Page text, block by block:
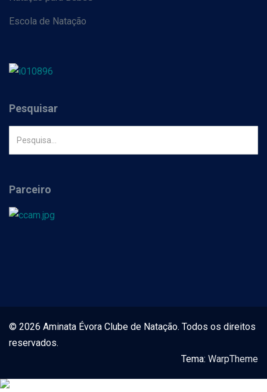
Escola de Natação
Pesquisar
Parceiro
© 2026 Aminata Évora Clube de Natação. Todos os direitos
reservados.
Tema: WarpTheme